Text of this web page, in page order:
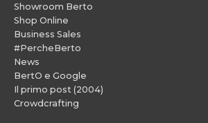
Showroom Berto
Shop Online
Business Sales
#PercheBerto
News
BertO e Google
Il primo post (2004)
Crowdcrafting